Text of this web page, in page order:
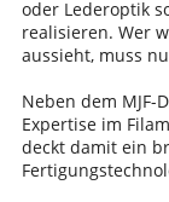
oder Lederoptik
realisieren. Wer
aussieht, muss
Neben dem MJF-
Expertise im
deckt damit ein